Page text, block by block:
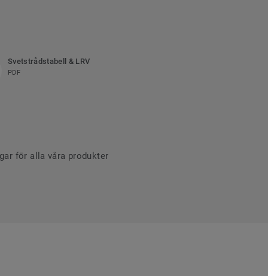
Svetstrådstabell & LRV
PDF
för alla våra produkter